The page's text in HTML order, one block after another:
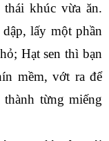
khúc vừa ăn.
lấy một phần
Hạt sen thì bạn
mềm, vớt ra để
từng miếng